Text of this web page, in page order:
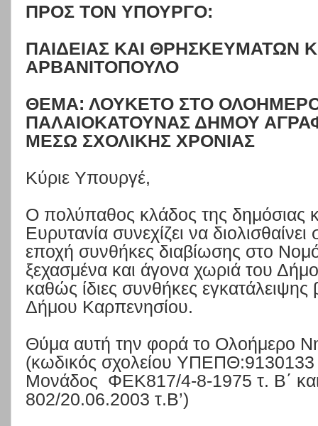
ΠΡΟΣ ΤΟΝ ΥΠΟΥΡΓΟ:
ΠΑΙΔΕΙΑΣ ΚΑΙ ΘΡΗΣΚΕΥΜΑΤΩΝ
ΑΡΒΑΝΙΤΟΠΟΥΛΟ
ΘΕΜΑ: ΛΟΥΚΕΤΟ ΣΤΟ
ΠΑΛΑΙΟΚΑΤΟΥΝΑΣ ΔΗΜΟΥ
ΜΕΣΩ ΣΧΟΛΙΚΗΣ ΧΡΟΝΙΑΣ
Κύριε Υπουργέ,
Ο πολύπαθος κλάδος της δημόσιας
Ευρυτανία συνεχίζει να
εποχή συνθήκες διαβίωσης στο Νομό
ξεχασμένα και άγονα χωριά του
καθώς ίδιες συνθήκες
Δήμου Καρπενησίου.
Θύμα αυτή την φορά το Ολοήμερο
(κωδικός σχολείου
Μονάδος ΦΕΚ817/4-8-1975 τ. Β΄
802/20.06.2003 τ.Β’)